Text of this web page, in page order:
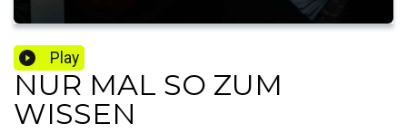
Play
NUR MAL SO ZUM
WISSEN